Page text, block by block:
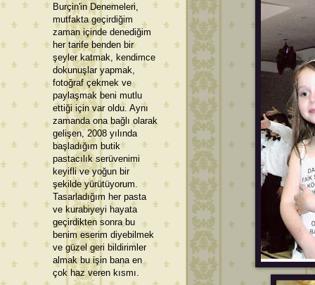
Burçin'in Denemeleri,
mutfakta geçirdiğim
zaman içinde denediğim
her tarife benden bir
şeyler katmak, kendimce
dokunuşlar yapmak,
fotoğraf çekmek ve
paylaşmak beni mutlu
ettiği için var oldu. Aynı
zamanda ona bağlı olarak
gelişen, 2008 yılında
başladığım butik
pastacılık serüvenimi
keyifli ve yoğun bir
şekilde yürütüyorum.
Tasarladığım her pasta
ve kurabiyeyi hayata
geçirdikten sonra bu
benim eserim diyebilmek
ve güzel geri bildirimler
almak bu işin bana en
çok haz veren kısmı.